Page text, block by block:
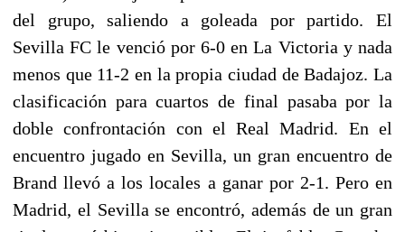
del grupo, saliendo a goleada por partido. El
Sevilla FC le venció por 6-0 en La Victoria y nada
menos que 11-2 en la propia ciudad de Badajoz. La
clasificación para cuartos de final pasaba por la
doble confrontación con el Real Madrid. En el
encuentro jugado en Sevilla, un gran encuentro de
Brand llevó a los locales a ganar por 2-1. Pero en
Madrid, el Sevilla se encontró, además de un gran